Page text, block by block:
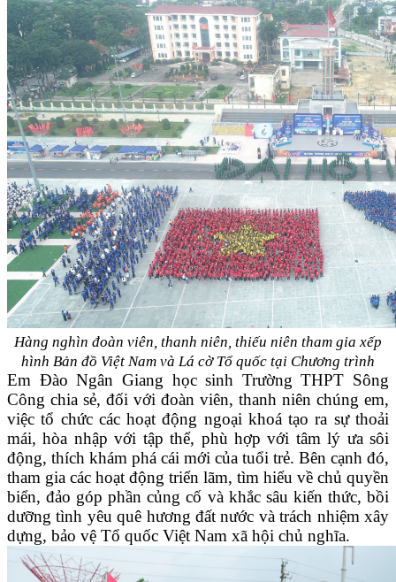
Hàng nghìn đoàn viên, thanh niên, thiếu niên tham gia xếp
hình Bản đồ Việt Nam và Lá cờ Tổ quốc tại Chương trình
Em Đào Ngân Giang học sinh Trường THPT Sông
Công chia sẻ, đối với đoàn viên, thanh niên chúng em,
việc tổ chức các hoạt động ngoại khoá tạo ra sự thoải
mái, hòa nhập với tập thể, phù hợp với tâm lý ưa sôi
động, thích khám phá cái mới của tuổi trẻ. Bên cạnh đó,
tham gia các hoạt động triển lãm, tìm hiểu về chủ quyền
biển, đảo góp phần củng cố và khắc sâu kiến thức, bồi
dưỡng tình yêu quê hương đất nước và trách nhiệm xây
dựng, bảo vệ Tổ quốc Việt Nam xã hội chủ nghĩa.